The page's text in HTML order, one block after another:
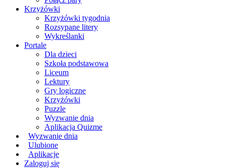
Krzyżówki
Krzyżówki tygodnia
Rozsypane litery
Wykreślanki
Portale
Dla dzieci
Szkoła podstawowa
Liceum
Lektury
Gry logiczne
Krzyżówki
Puzzle
Wyzwanie dnia
Aplikacja Quizme
Wyzwanie dnia
Ulubione
Aplikacje
Zaloguj się